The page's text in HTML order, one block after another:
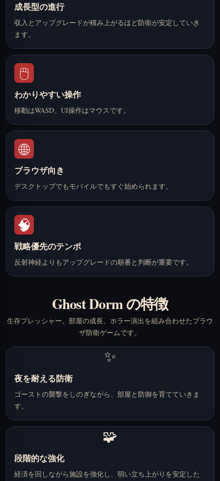
成長型の進行
収入とアップグレードが積み上がるほど防衛が安定していき
ます。
🖱️
わかりやすい操作
移動はWASD、UI操作はマウスです。
🌐
ブラウザ向き
デスクトップでもモバイルでもすぐ始められます。
🧠
戦略優先のテンポ
反射神経よりもアップグレードの順番と判断が重要です。
Ghost Dorm の特徴
生存プレッシャー、部屋の成長、ホラー演出を組み合わせたブラウ
ザ防衛ゲームです。
✨
夜を耐える防衛
ゴーストの襲撃をしのぎながら、部屋と防御を育てていきま
す。
🧩
段階的な強化
経済を回しながら施設を強化し、弱い立ち上がりを安定した